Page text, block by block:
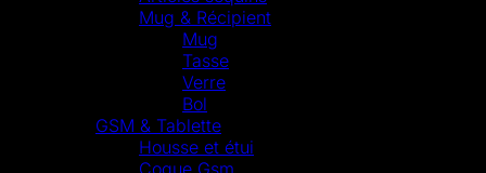
Mug & Récipient
Mug
Tasse
Verre
Bol
GSM & Tablette
Housse et étui
Coque Gsm